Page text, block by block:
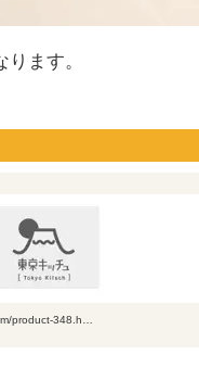
ます。
product-348.h…